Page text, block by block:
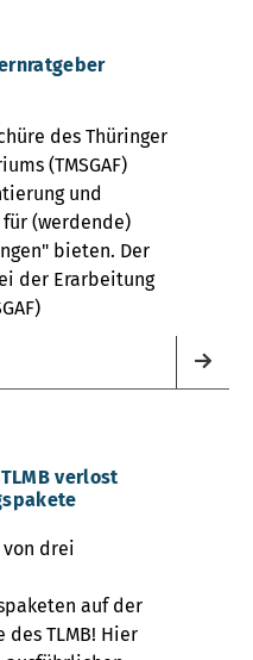
des Thüringer
(TMSGAF)
und
(werdende)
bieten. Der
der Erarbeitung
verlost
von drei
auf der
TLMB! Hier